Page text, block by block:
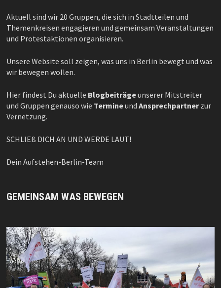
Aktuell sind wir 20 Gruppen, die sich in Stadtteilen und
Themenkreisen engagieren und gemeinsam Veranstaltungen
und Protestaktionen organisieren.
Unsere Website soll zeigen, was uns in Berlin bewegt und was
wir bewegen wollen.
Hier findest Du aktuelle Blogbeiträgeunserer Mitstreiter
und Gruppen genauso wie Termineund Ansprechpartnerzur
Vernetzung.
SCHLIEß DICH AN UND WERDE LAUT!
Dein Aufstehen-Berlin-Team
GEMEINSAM WAS BEWEGEN